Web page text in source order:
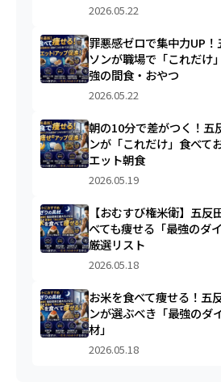
2026.05.22
罪悪感ゼロで集中力UP
ソンが職場で「これだけ
強の間食・おやつ
2026.05.22
朝の10分で差がつく！五
ンが「これだけ」食べて
エット朝食
2026.05.19
【おむすび権米衛】五
べても痩せる「最強のダ
厳選リスト
2026.05.18
お米を食べて痩せる！五
ンが選ぶべき「最強のダ
材」
2026.05.18